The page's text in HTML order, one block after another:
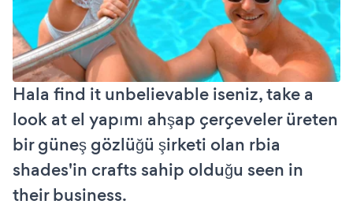
Hala find it unbelievable iseniz, take a
look at el yapımı ahşap çerçeveler üreten
bir güneş gözlüğü şirketi olan rbia
shades'in crafts sahip olduğu seen in
their business.